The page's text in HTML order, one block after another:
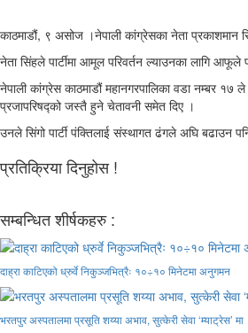
काठमाडौं, ९ असोज ।नेपाली कांग्रेसका नेता प्रकाशमान
नेता सिंहले पार्टीमा आमूल परिवर्तन ल्याउनका लागि आफूले
नेपाली कांग्रेस काठमाडौं महानगरपालिका वडा नम्बर
प्रजापरिषद्को जस्तै हुने चेतावनी समेत दिए ।
उनले सिंगो पार्टी पंक्तिलाई संस्थागत ढंगले अघि बढाउन
प्रतिक्रिया दिनुहोस !
सम्बन्धित शीर्षकहरु :
दाह्रा काटिएको ध्रुर्वे निकुञ्जभित्रैः १०÷१० मिनेटमा अनुगमन
भरतपुर अस्पतालमा प्रसूति शय्या अभाव, सुत्केरी सेवा ‘म्याट्रेस’ मा